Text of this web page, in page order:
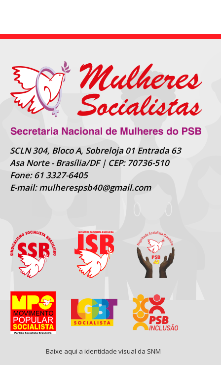
SCLN 304, Bloco A, Sobreloja 01 Entrada 63
Asa Norte - Brasília/DF | CEP: 70736-510
Fone: 61 3327-6405
E-mail: mulherespsb40@gmail.com
Baixe aqui a identidade visual da SNM